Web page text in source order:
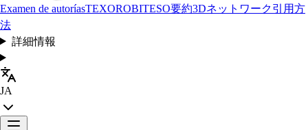
Examen de autoríasTEXOROBITESO要約3Dネットワーク引用方
法
詳細情報
JA